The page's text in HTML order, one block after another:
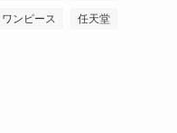
ワンピース 任天堂